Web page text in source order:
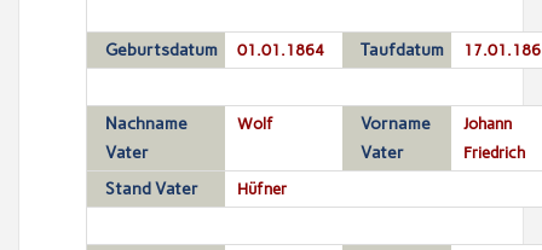
Geburtsdatum 01.01.1864 Taufdatum
Nachname
Vater
Wolf
Vorname
Vater
Johann
Friedrich
Stand Vater Hüfner